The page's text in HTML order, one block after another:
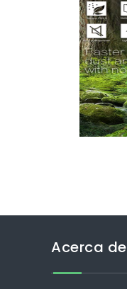
Acerca de